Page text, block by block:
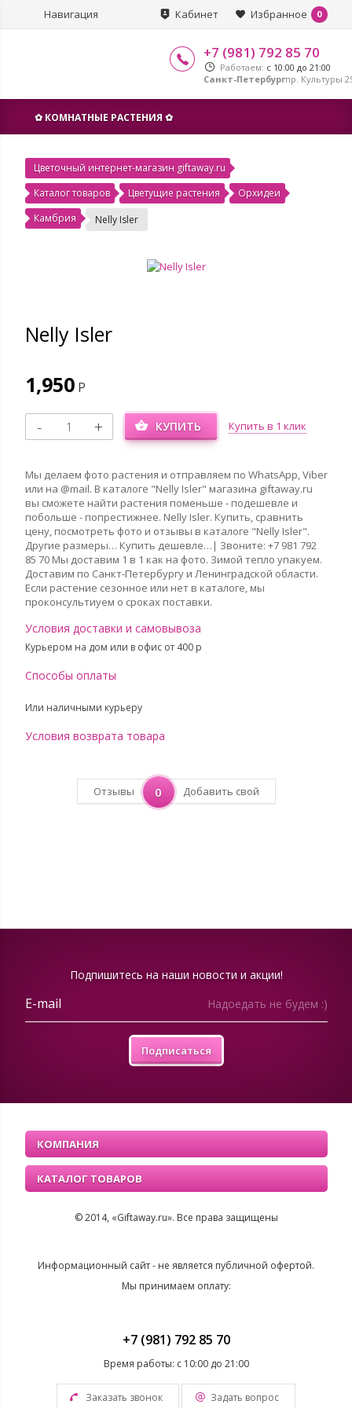
Навигация Избранное 0
Кабинет
+7 (981) 792 85 70
Работаем: с 10:00 до 21:00
Санкт-Петербургпр. Культуры
✿ КОМНАТНЫЕ РАСТЕНИЯ ✿
Цветочный интернет-магазин giftaway.ru
Каталог товаров
Цветущие растения
Орхидеи
Камбрия
Nelly Isler
Nelly Isler
1,950Р
КУПИТЬ Купить в 1 клик
Мы делаем фото растения и отправляем по WhatsApp, Viber
или на @mail. В каталоге "Nelly Isler" магазина giftaway.ru
вы сможете найти растения поменьше - подешевле и
побольше - попрестижнее. Nelly Isler. Купить, сравнить
цену, посмотреть фото и отзывы в каталоге "Nelly Isler".
Другие размеры… Купить дешевле…| Звоните: +7 981 792
85 70 Мы доставим 1 в 1 как на фото. Зимой тепло упакуем.
Доставим по Санкт-Петербургу и Ленинградской области.
Если растение сезонное или нет в каталоге, мы
проконсультиуем о сроках поставки.
Условия доставки и самовывоза
Курьером на дом или в офис от 400 p
Способы оплаты
Или наличными курьеру
Условия возврата товара
Отзывы 0 Добавить свой
Подпишитесь на наши новости и акции!
Надоедать не будем :)
Подписаться
КОМПАНИЯ
КАТАЛОГ ТОВАРОВ
© 2014, «Giftaway.ru». Все права защищены
Информационный сайт - не является публичной офертой.
Мы принимаем оплату:
+7 (981) 792 85 70
Время работы: с 10:00 до 21:00
Заказать звонок Задать вопрос